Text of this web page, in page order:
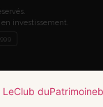
investissement.
LeClub duPatrimoine